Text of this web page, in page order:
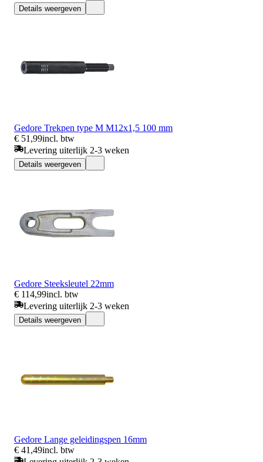
Details weergeven
Gedore Trekpen type M M12x1,5 100 mm
€ 51,99incl. btw
Levering uiterlijk 2-3 weken
Details weergeven
Gedore Steeksleutel 22mm
€ 114,99incl. btw
Levering uiterlijk 2-3 weken
Details weergeven
Gedore Lange geleidingspen 16mm
€ 41,49incl. btw